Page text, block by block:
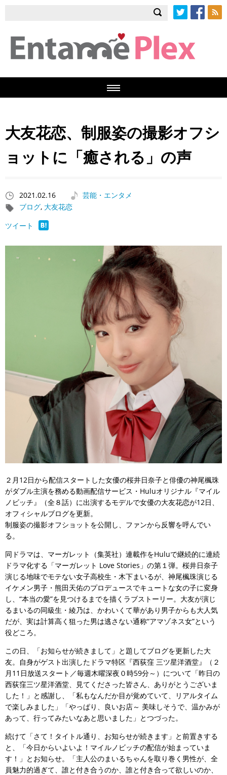
大友花恋、制服姿の撮影オフシ
ョットに「癒される」の声
2021.02.16
芸能・エンタメ
ブログ, 大友花恋
ツイート
２月12日から配信スタートした女優の桜井日奈子と俳優の神尾楓珠
がダブル主演を務める動画配信サービス・Huluオリジナル『マイル
ノビッチ』（全８話）に出演するモデルで女優の大友花恋が12日、
オフィシャルブログを更新。
制服姿の撮影オフショットを公開し、ファンから反響を呼んでい
る。
同ドラマは、マーガレット（集英社）連載作をHuluで継続的に連続
ドラマ化する「マーガレット Love Stories」の第１弾。桜井日奈子
演じる地味でモテない女子高校生・木下まいるが、神尾楓珠演じる
イケメン男子・熊田天佑のプロデュースでキュートな女の子に変身
し、“本当の愛”を見つけるまでを描くラブストーリー。大友が演じ
るまいるの同級生・綾乃は、かわいくて華があり男子からも大人気
だが、実は計算高く狙った男は逃さない通称“アマゾネス女”という
役どころ。
この日、「お知らせが続きまして」と題してブログを更新した大
友。自身がゲスト出演したドラマ特区『西荻窪 三ツ星洋酒堂』（２
月11日放送スタート／毎週木曜深夜０時59分～）について「昨日の
西荻窪三ツ星洋酒堂、見てくださった皆さん、ありがとうございま
した！」と感謝し、「私もなんだか目が覚めていて、リアルタイム
で楽しみました」「やっぱり、良いお店～ 美味しそうで、温かみが
あって、行ってみたいなあと思いました」とつづった。
続けて「さて！タイトル通り、お知らせが続きます」と前置きする
と、「今日からいよいよ！マイルノビッチの配信が始まっていま
す！」とお知らせ。「主人公のまいるちゃんを取り巻く男性が、全
員魅力的過ぎて、誰と付き合うのか、誰と付き合って欲しいのか、